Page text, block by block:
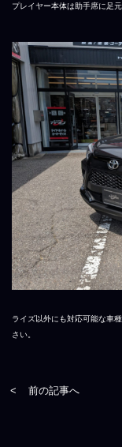
プレイヤー本体は助手席に足
ライズ以外にも対応可能な車
さい。
< 前の記事へ